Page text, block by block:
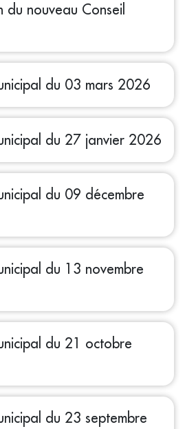
du nouveau Conseil
du 03 mars 2026
du 27 janvier 2026
du 09 décembre
du 13 novembre
du 21 octobre
du 23 septembre